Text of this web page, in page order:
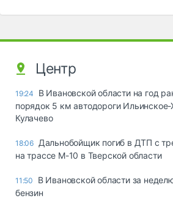
Центр
19:24
В Ивановской области на год
порядок 5 км автодороги Ильинское-
Кулачево
18:06 Дальнобойщик погиб в ДТП с
на трассе М-10 в Тверской области
11:50
В Ивановской области за
бензин